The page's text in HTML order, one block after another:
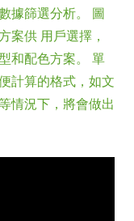
據篩選分析。 圖
案供 用戶選擇，
和配色方案。 單
計算的格式，如文
情況下，將會做出